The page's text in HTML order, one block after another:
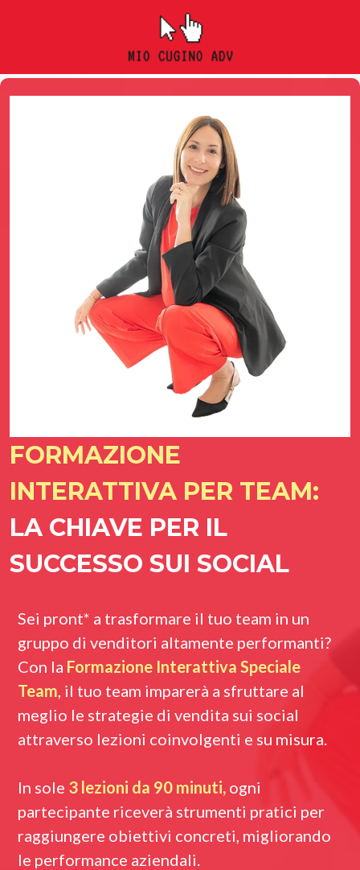
FORMAZIONE
INTERATTIVA PER TEAM:
LA CHIAVE PER IL
SUCCESSO SUI SOCIAL
Sei pront* a trasformare il tuo team in un
gruppo di venditori altamente performanti?
Con la Formazione Interattiva Speciale
Team, il tuo team imparerà a sfruttare al
meglio le strategie di vendita sui social
attraverso lezioni coinvolgenti e su misura.
In sole 3 lezioni da 90 minuti, ogni
partecipante riceverà strumenti pratici per
raggiungere obiettivi concreti, migliorando
le performance aziendali.